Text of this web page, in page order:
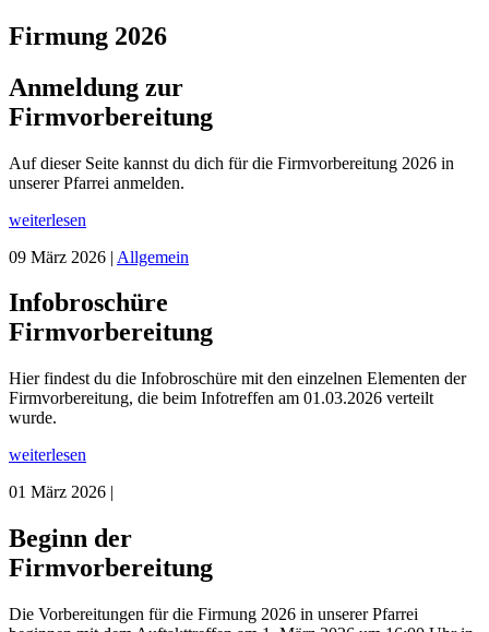
Firmung 2026
Anmeldung zur
Firmvorbereitung
Auf dieser Seite kannst du dich für die Firmvorbereitung 2026 in
unserer Pfarrei anmelden.
weiterlesen
09 März 2026 | Allgemein
Infobroschüre
Firmvorbereitung
Hier findest du die Infobroschüre mit den einzelnen Elementen der
Firmvorbereitung, die beim Infotreffen am 01.03.2026 verteilt
wurde.
weiterlesen
01 März 2026 |
Beginn der
Firmvorbereitung
Die Vorbereitungen für die Firmung 2026 in unserer Pfarrei